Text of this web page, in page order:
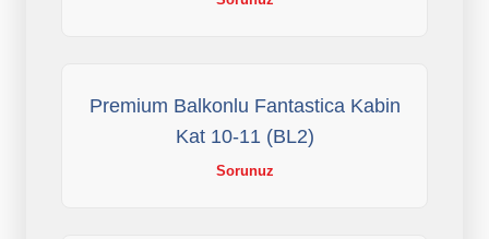
Premium Balkonlu Fantastica Kabin
Kat 10-11 (BL2)
Sorunuz